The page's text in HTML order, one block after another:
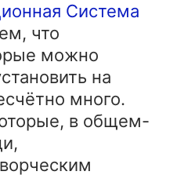
Система
что
можно
на
много.
в общем-